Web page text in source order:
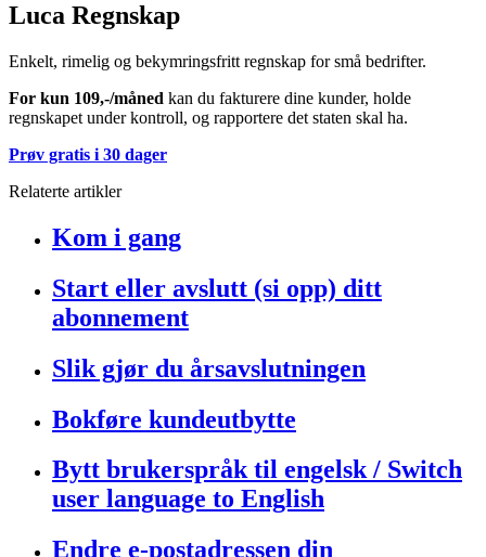
Luca Regnskap
Enkelt, rimelig og bekymringsfritt regnskap for små bedrifter.
For kun 109,-/måned kan du fakturere dine kunder, holde
regnskapet under kontroll, og rapportere det staten skal ha.
Prøv gratis i 30 dager
Relaterte artikler
Kom i gang
Start eller avslutt (si opp) ditt
abonnement
Slik gjør du årsavslutningen
Bokføre kundeutbytte
Bytt brukerspråk til engelsk / Switch
user language to English
Endre e-postadressen din